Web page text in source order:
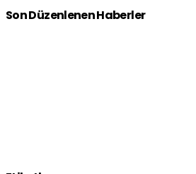
Son Düzenlenen Haberler